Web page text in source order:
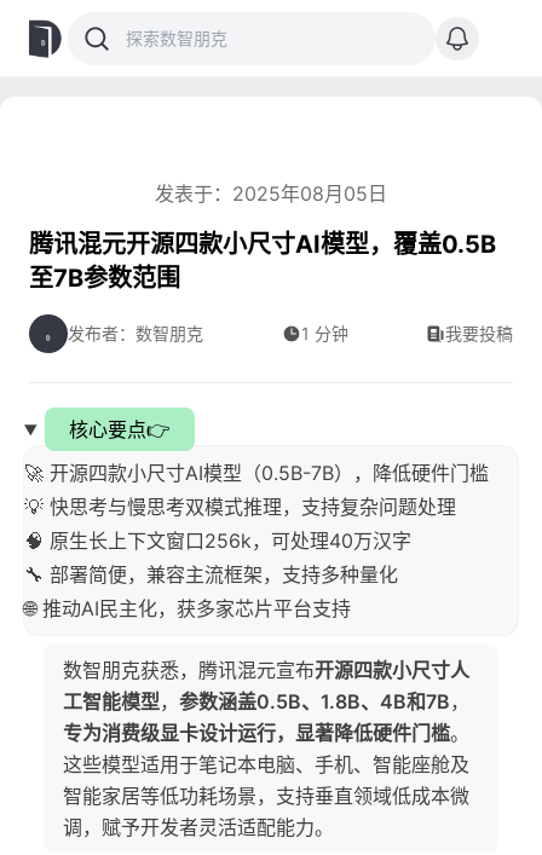
发表于：2025年08月05日
腾讯混元开源四款小尺寸AI模型，覆盖0.5B
至7B参数范围
发布者：数智朋克 1 分钟 我要投稿
核心要点👉
🚀 开源四款小尺寸AI模型（0.5B-7B），降低硬件门槛
💡 快思考与慢思考双模式推理，支持复杂问题处理
🧠 原生长上下文窗口256k，可处理40万汉字
🔧 部署简便，兼容主流框架，支持多种量化
🌐 推动AI民主化，获多家芯片平台支持
数智朋克获悉，腾讯混元宣布开源四款小尺寸人
工智能模型， 参数涵盖0.5B、1.8B、4B和7B，
专为消费级显卡设计运行，显著降低硬件门槛。
这些模型适用于笔记本电脑、手机、智能座舱及
智能家居等低功耗场景，支持垂直领域低成本微
调，赋予开发者灵活适配能力。